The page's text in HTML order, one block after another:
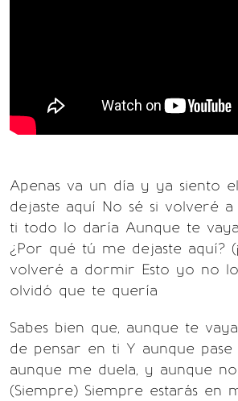
Apenas va un día y ya siento
dejaste aquí No sé si volveré
ti todo lo daría Aunque te
¿Por qué tú me dejaste aquí?
volveré a dormir Esto yo no
olvidó que te quería
Sabes bien que, aunque te
de pensar en ti Y aunque
aunque me duela, y aunque
(Siempre) Siempre estarás en